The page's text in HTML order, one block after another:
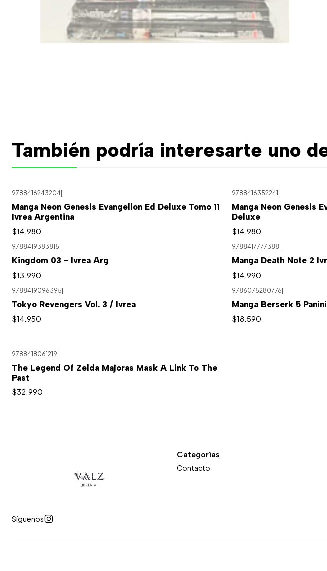
También podría interesarte uno
9788416243204
Manga Neon Genesis Evangelion Ed Deluxe Tomo 11
Ivrea Argentina
$14.980
9788416352241
Manga Neon Genesis
Deluxe
$14.980
9788419383815
Kingdom 03 - Ivrea Arg
$13.990
9788417777388
Manga Death Note 2
$14.990
9788419096395|
Tokyo Revengers Vol. 3 / Ivrea
$14.950
9786075280776|
Manga Berserk 5
$18.590
9788418061219
The Legend Of Zelda Majoras Mask A Link To The
Past
$32.990
Síguenos
Categorías
Contacto